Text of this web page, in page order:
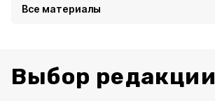
Все материалы
Выбор редакции